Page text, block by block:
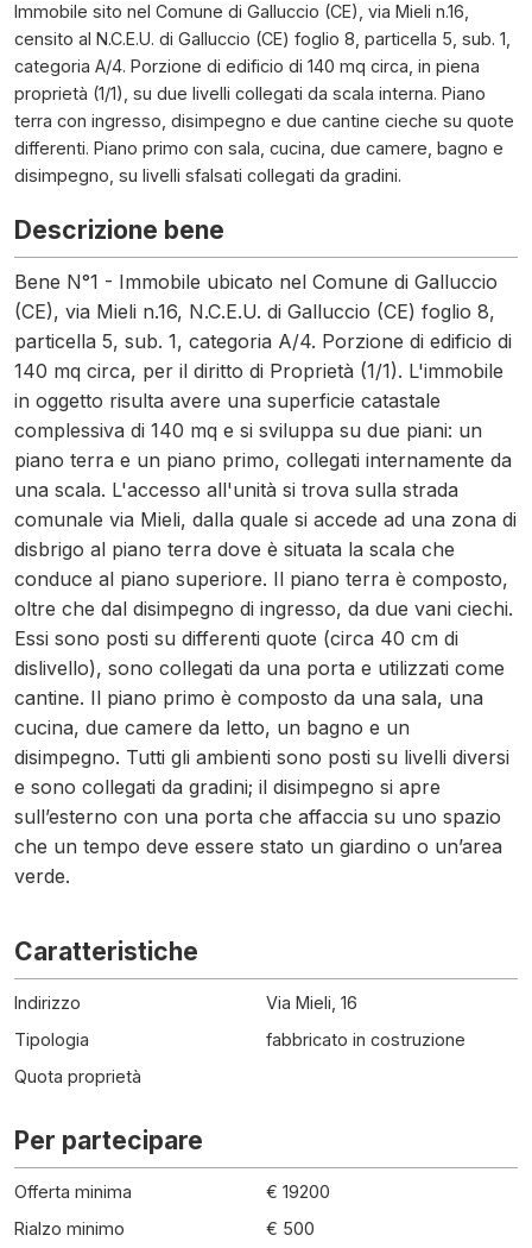
Immobile sito nel Comune di Galluccio (CE), via Mieli n.16,
censito al N.C.E.U. di Galluccio (CE) foglio 8, particella 5, sub. 1,
categoria A/4. Porzione di edificio di 140 mq circa, in piena
proprietà (1/1), su due livelli collegati da scala interna. Piano
terra con ingresso, disimpegno e due cantine cieche su quote
differenti. Piano primo con sala, cucina, due camere, bagno e
disimpegno, su livelli sfalsati collegati da gradini.
Descrizione bene
Bene N°1 - Immobile ubicato nel Comune di Galluccio
(CE), via Mieli n.16, N.C.E.U. di Galluccio (CE) foglio 8,
particella 5, sub. 1, categoria A/4. Porzione di edificio di
140 mq circa, per il diritto di Proprietà (1/1). L'immobile
in oggetto risulta avere una superficie catastale
complessiva di 140 mq e si sviluppa su due piani: un
piano terra e un piano primo, collegati internamente da
una scala. L'accesso all'unità si trova sulla strada
comunale via Mieli, dalla quale si accede ad una zona di
disbrigo al piano terra dove è situata la scala che
conduce al piano superiore. Il piano terra è composto,
oltre che dal disimpegno di ingresso, da due vani ciechi.
Essi sono posti su differenti quote (circa 40 cm di
dislivello), sono collegati da una porta e utilizzati come
cantine. Il piano primo è composto da una sala, una
cucina, due camere da letto, un bagno e un
disimpegno. Tutti gli ambienti sono posti su livelli diversi
e sono collegati da gradini; il disimpegno si apre
sull’esterno con una porta che affaccia su uno spazio
che un tempo deve essere stato un giardino o un’area
verde.
Caratteristiche
Indirizzo
Via Mieli, 16
Tipologia
fabbricato in costruzione
Quota proprietà
Per partecipare
Offerta minima
€ 19200
Rialzo minimo
€ 500